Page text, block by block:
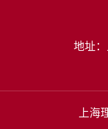
地址
上海